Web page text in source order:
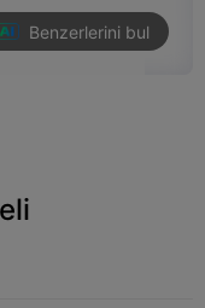
Benzerlerini bul